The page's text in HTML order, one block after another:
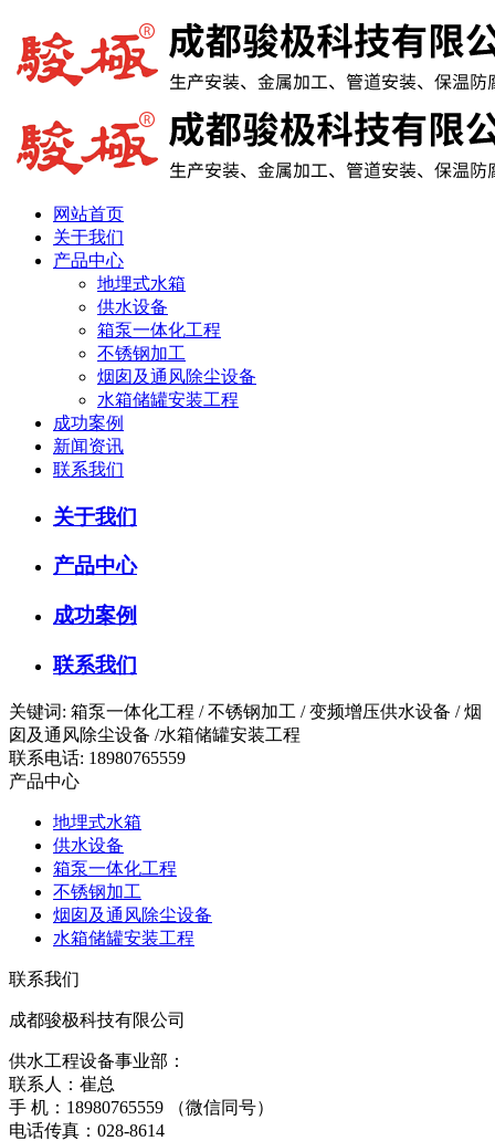
网站首页
关于我们
产品中心
地埋式水箱
供水设备
箱泵一体化工程
不锈钢加工
烟囱及通风除尘设备
水箱储罐安装工程
成功案例
新闻资讯
联系我们
关于我们
产品中心
成功案例
联系我们
关键词: 箱泵一体化工程 / 不锈钢加工 / 变频增压供水设备 / 烟
囱及通风除尘设备 /水箱储罐安装工程
联系电话: 18980765559
产品中心
地埋式水箱
供水设备
箱泵一体化工程
不锈钢加工
烟囱及通风除尘设备
水箱储罐安装工程
联系我们
成都骏极科技有限公司
供水工程设备事业部：
联系人：崔总
手 机：18980765559 （微信同号）
电话传真：028-8614